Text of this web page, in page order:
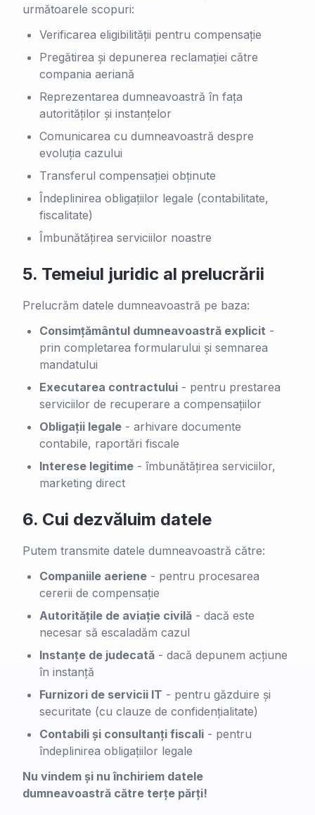
următoarele scopuri:
Verificarea eligibilității pentru compensație
Pregătirea și depunerea reclamației către
compania aeriană
Reprezentarea dumneavoastră în fața
autorităților și instanțelor
Comunicarea cu dumneavoastră despre
evoluția cazului
Transferul compensației obținute
Îndeplinirea obligațiilor legale (contabilitate,
fiscalitate)
Îmbunătățirea serviciilor noastre
5. Temeiul juridic al prelucrării
Prelucrăm datele dumneavoastră pe baza:
Consimțământul dumneavoastră explicit -
prin completarea formularului și semnarea
mandatului
Executarea contractului - pentru prestarea
serviciilor de recuperare a compensațiilor
Obligații legale - arhivare documente
contabile, raportări fiscale
Interese legitime - îmbunătățirea serviciilor,
marketing direct
6. Cui dezvăluim datele
Putem transmite datele dumneavoastră către:
Companiile aeriene - pentru procesarea
cererii de compensație
Autoritățile de aviație civilă - dacă este
necesar să escaladăm cazul
Instanțe de judecată - dacă depunem acțiune
în instanță
Furnizori de servicii IT - pentru găzduire și
securitate (cu clauze de confidențialitate)
Contabili și consultanți fiscali - pentru
îndeplinirea obligațiilor legale
Nu vindem și nu închiriem datele
dumneavoastră către terțe părți!